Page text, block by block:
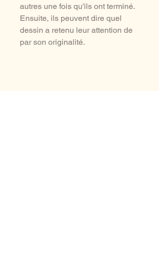
autres une fois qu'ils ont terminé.
Ensuite, ils peuvent dire quel
dessin a retenu leur attention de
par son originalité.